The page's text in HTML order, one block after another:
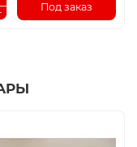
Под заказ